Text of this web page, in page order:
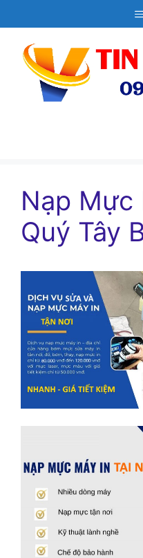
đến
dung
Nạp Mực
Quý Tây